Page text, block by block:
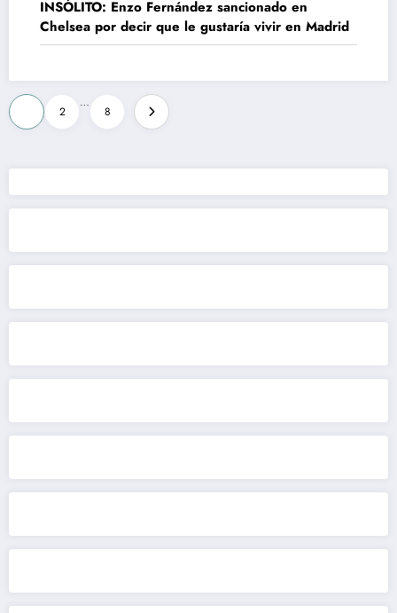
INSÓLITO: Enzo Fernández sancionado en
Chelsea por decir que le gustaría vivir en Madrid
Paginación
de
entradas
2
…
8